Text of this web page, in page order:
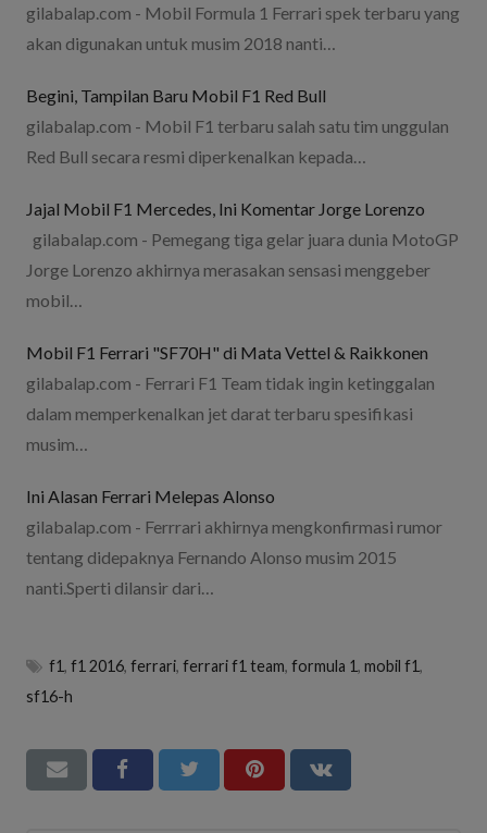
gilabalap.com - Mobil Formula 1 Ferrari spek terbaru yang
akan digunakan untuk musim 2018 nanti…
Begini, Tampilan Baru Mobil F1 Red Bull
gilabalap.com - Mobil F1 terbaru salah satu tim unggulan
Red Bull secara resmi diperkenalkan kepada…
Jajal Mobil F1 Mercedes, Ini Komentar Jorge Lorenzo
gilabalap.com - Pemegang tiga gelar juara dunia MotoGP
Jorge Lorenzo akhirnya merasakan sensasi menggeber
mobil…
Mobil F1 Ferrari "SF70H" di Mata Vettel & Raikkonen
gilabalap.com - Ferrari F1 Team tidak ingin ketinggalan
dalam memperkenalkan jet darat terbaru spesifikasi
musim…
Ini Alasan Ferrari Melepas Alonso
gilabalap.com - Ferrrari akhirnya mengkonfirmasi rumor
tentang didepaknya Fernando Alonso musim 2015
nanti.Sperti dilansir dari…
f1,f1 2016,ferrari,ferrari f1 team,formula 1,mobil f1,
sf16-h